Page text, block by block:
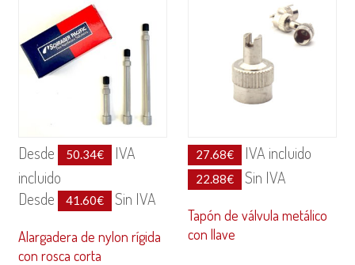
Desde 50.34€
IVA
incluido
Desde
41.60€ Sin IVA
Alargadera de nylon rígida
con rosca corta
27.68€ IVA incluido
22.88€ Sin IVA
Tapón de válvula metálico
con llave